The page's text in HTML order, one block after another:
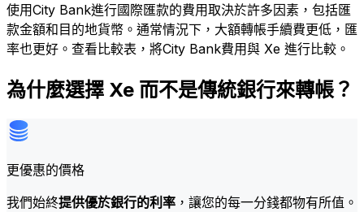
使用City Bank進行國際匯款的費用取決於許多因素，包括匯
款金額和目的地貨幣。通常情況下，大額轉帳手續費更低，匯
率也更好。查看比較表，將City Bank費用與 Xe 進行比較。
為什麼選擇 Xe 而不是傳統銀行來轉帳？
更優惠的價格
我們始終提供優於銀行的利率 ，讓您的每一分錢都物有所值。